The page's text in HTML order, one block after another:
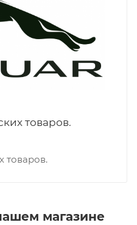
товаров.
товаров.
магазине